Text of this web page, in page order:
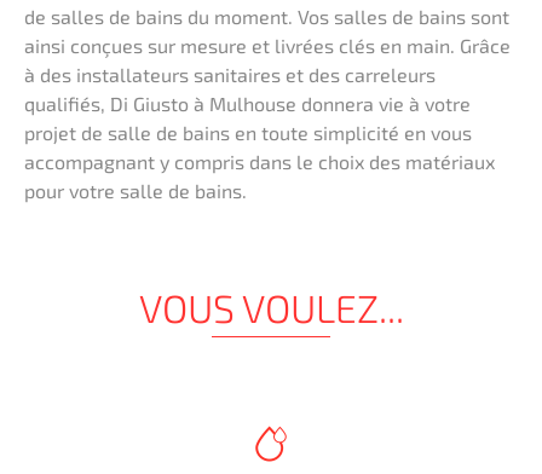
de salles de bains du moment. Vos salles de bains sont
ainsi conçues sur mesure et livrées clés en main. Grâce
à des installateurs sanitaires et des carreleurs
qualifiés, Di Giusto à Mulhouse donnera vie à votre
projet de salle de bains en toute simplicité en vous
accompagnant y compris dans le choix des matériaux
pour votre salle de bains.
VOUS VOULEZ...